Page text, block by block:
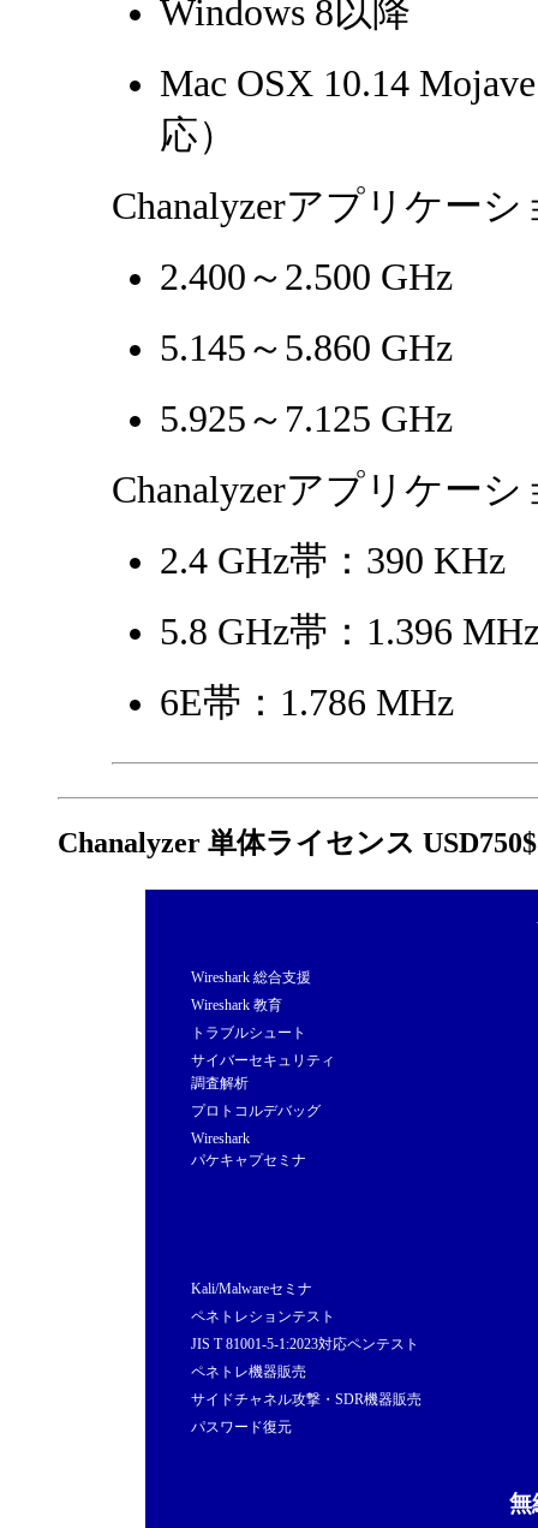
Windows 8以降
Mac OSX 10.14
応）
Chanalyzerアプリケー
2.400～2.500 GHz
5.145～5.860 GHz
5.925～7.125 GHz
Chanalyzerアプリケー
2.4 GHz帯：390 KHz
5.8 GHz帯：1.396
6E帯：1.786 MHz
Chanalyzer 単体ライセンス
Wireshark 総合支援
Wireshark 教育
トラブルシュート
サイバーセキュリティ
調査解析
プロトコルデバッグ
Wireshark
パケキャプセミナ
Kali/Malwareセミナ
ペネトレションテスト
JIS T 81001-5-1:2023対応ペンテスト
ペネトレ機器販売
サイドチャネル攻撃・SDR機器販売
パスワード復元
無